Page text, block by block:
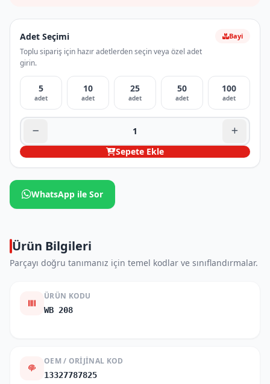
Adet Seçimi
Toplu sipariş için hazır adetlerden seçin veya özel adet
girin.
Bayi
5
adet
10
adet
25
adet
50
adet
100
adet
Sepete Ekle
WhatsApp ile Sor
Ürün Bilgileri
Parçayı doğru tanımanız için temel kodlar ve sınıflandırmalar.
ÜRÜN KODU
WB 208
OEM / ORIJINAL KOD
13327787825